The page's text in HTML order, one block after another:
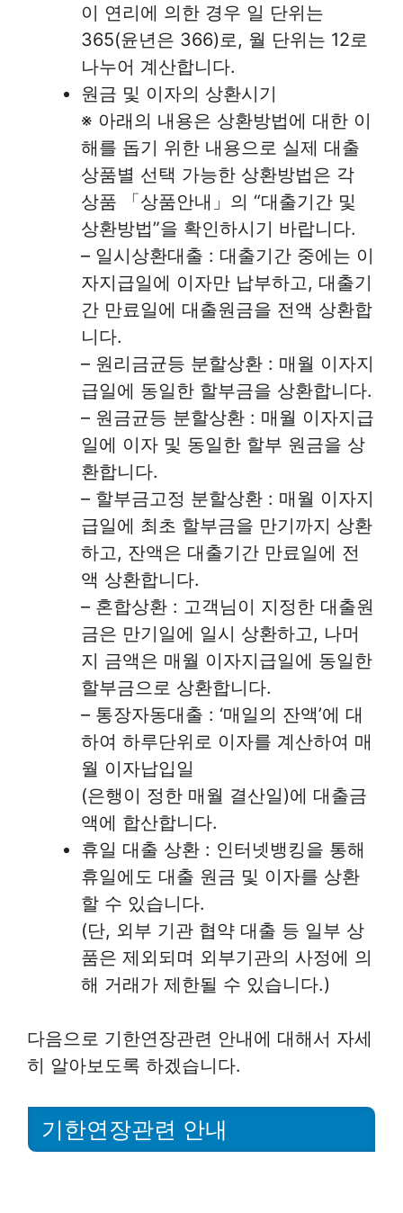
이 연리에 의한 경우 일 단위는
365(윤년은 366)로, 월 단위는 12로
나누어 계산합니다.
원금 및 이자의 상환시기
※ 아래의 내용은 상환방법에 대한 이
해를 돕기 위한 내용으로 실제 대출
상품별 선택 가능한 상환방법은 각
상품 「상품안내」의 “대출기간 및
상환방법”을 확인하시기 바랍니다.
– 일시상환대출 : 대출기간 중에는 이
자지급일에 이자만 납부하고, 대출기
간 만료일에 대출원금을 전액 상환합
니다.
– 원리금균등 분할상환 : 매월 이자지
급일에 동일한 할부금을 상환합니다.
– 원금균등 분할상환 : 매월 이자지급
일에 이자 및 동일한 할부 원금을 상
환합니다.
– 할부금고정 분할상환 : 매월 이자지
급일에 최초 할부금을 만기까지 상환
하고, 잔액은 대출기간 만료일에 전
액 상환합니다.
– 혼합상환 : 고객님이 지정한 대출원
금은 만기일에 일시 상환하고, 나머
지 금액은 매월 이자지급일에 동일한
할부금으로 상환합니다.
– 통장자동대출 : ‘매일의 잔액’에 대
하여 하루단위로 이자를 계산하여 매
월 이자납입일
(은행이 정한 매월 결산일)에 대출금
액에 합산합니다.
휴일 대출 상환 : 인터넷뱅킹을 통해
휴일에도 대출 원금 및 이자를 상환
할 수 있습니다.
(단, 외부 기관 협약 대출 등 일부 상
품은 제외되며 외부기관의 사정에 의
해 거래가 제한될 수 있습니다.)
다음으로 기한연장관련 안내에 대해서 자세
히 알아보도록 하겠습니다.
기한연장관련 안내